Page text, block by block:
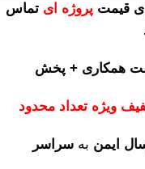
قیمت پروژه ای تماس
همکاری + پخش
ویژه تعداد محدود
ایمن به سراسر